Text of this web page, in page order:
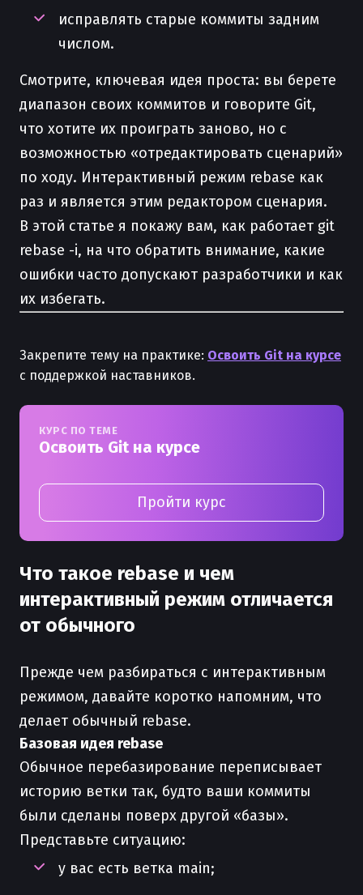
исправлять старые коммиты задним
числом.
Смотрите, ключевая идея проста: вы берете
диапазон своих коммитов и говорите Git,
что хотите их проиграть заново, но с
возможностью «отредактировать сценарий»
по ходу. Интерактивный режим rebase как
раз и является этим редактором сценария.
В этой статье я покажу вам, как работает git
rebase -i, на что обратить внимание, какие
ошибки часто допускают разработчики и как
их избегать.
Закрепите тему на практике: Освоить Git на курсе
с поддержкой наставников.
КУРС ПО ТЕМЕ
Освоить Git на курсе
Пройти курс
Что такое rebase и чем
интерактивный режим отличается
от обычного
Прежде чем разбираться с интерактивным
режимом, давайте коротко напомним, что
делает обычный rebase.
Базовая идея rebase
Обычное перебазирование переписывает
историю ветки так, будто ваши коммиты
были сделаны поверх другой «базы».
Представьте ситуацию:
у вас есть ветка main;